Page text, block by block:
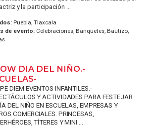
y la participación ...
Puebla, Tlaxcala
de evento:Celebraciones, Banquetes, Bautizo,
DIA DEL NIÑO.-
DIEM EVENTOS INFANTILES.-
Y ACTIVIDADES PARA FESTEJAR
DEL NIÑO EN ESCUELAS, EMPRESAS Y
COMERCIALES. PRINCESAS,
TÍTERES Y MINI ...